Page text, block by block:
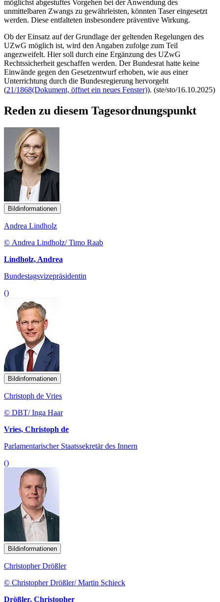
möglichst abgestuftes Vorgehen bei der Anwendung des
unmittelbaren Zwangs zu gewährleisten, könnten Tasereingesetzt
werden. Diese entfalteten insbesondere präventive Wirkung.
Ob der Einsatz auf der Grundlage der geltenden Regelungen des
UZwG möglich ist, wird den Angaben zufolge zum Teil
angezweifelt. Hier soll durch eine Ergänzung des UZwG
Rechtssicherheit geschaffen werden. Der Bundesrat hatte keine
Einwände gegen den Gesetzentwurf erhoben, wie aus einer
Unterrichtung durch die Bundesregierung hervorgeht
(21/1868(Dokument, öffnet ein neues Fenster)). (ste/sto/16.10.2025)
Reden zu diesem Tagesordnungspunkt
Bildinformationen
Andrea Lindholz
© Andrea Lindholz/ Timo Raab
Lindholz, Andrea
Bundestagsvizepräsidentin
()
Bildinformationen
Christoph de Vries
© DBT/ Inga Haar
Vries, Christoph de
Parlamentarischer Staatssekretär des Innern
()
Bildinformationen
Christopher Drößler
© Christopher Drößler/ Martin Schieck
Drößler, Christopher